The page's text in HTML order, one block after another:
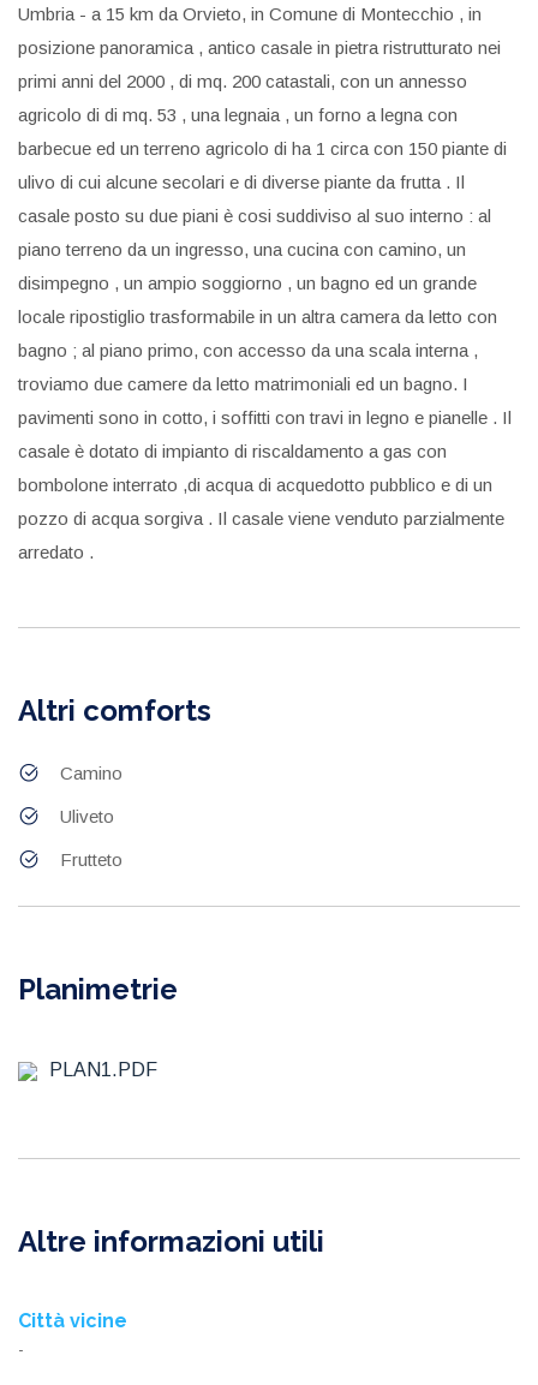
Umbria - a 15 km da Orvieto, in Comune di Montecchio , in
posizione panoramica , antico casale in pietra ristrutturato nei
primi anni del 2000 , di mq. 200 catastali, con un annesso
agricolo di di mq. 53 , una legnaia , un forno a legna con
barbecue ed un terreno agricolo di ha 1 circa con 150 piante di
ulivo di cui alcune secolari e di diverse piante da frutta . Il
casale posto su due piani è cosi suddiviso al suo interno : al
piano terreno da un ingresso, una cucina con camino, un
disimpegno , un ampio soggiorno , un bagno ed un grande
locale ripostiglio trasformabile in un altra camera da letto con
bagno ; al piano primo, con accesso da una scala interna ,
troviamo due camere da letto matrimoniali ed un bagno. I
pavimenti sono in cotto, i soffitti con travi in legno e pianelle . Il
casale è dotato di impianto di riscaldamento a gas con
bombolone interrato ,di acqua di acquedotto pubblico e di un
pozzo di acqua sorgiva . Il casale viene venduto parzialmente
arredato .
Altri comforts
Camino
Uliveto
Frutteto
Planimetrie
PLAN1.PDF
Altre informazioni utili
Città vicine
-